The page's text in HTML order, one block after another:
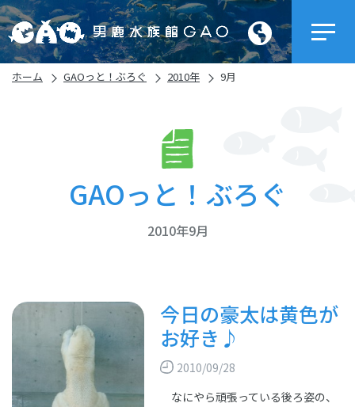
ホーム GAOっと！ぶろぐ 2010年 9月
GAOっと！ぶろぐ
2010年9月
今日の豪太は黄色が
お好き♪
2010/09/28
なにやら頑張っている後ろ姿の、